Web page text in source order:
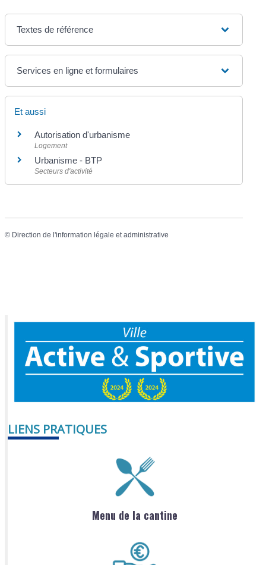
Textes de référence
Services en ligne et formulaires
Et aussi
Autorisation d'urbanisme
Logement
Urbanisme - BTP
Secteurs d'activité
© Direction de l'information légale et administrative
LIENS PRATIQUES
Menu de la cantine